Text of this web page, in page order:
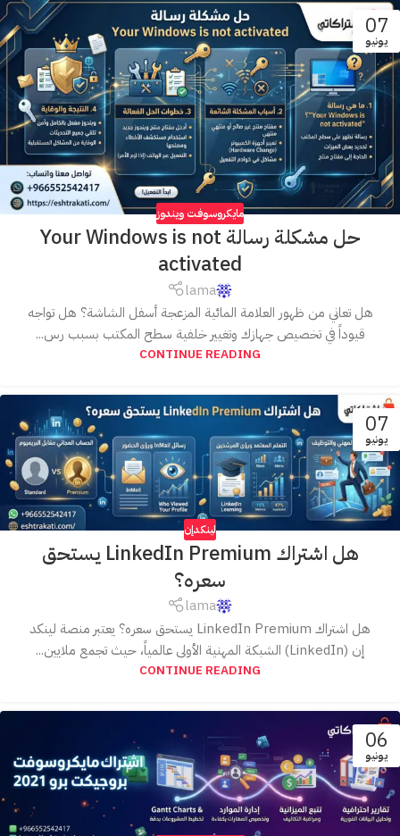
07
يونيو
مايكروسوفت ويندوز
حل مشكلة رسالة Your Windows is not
activated
lama
هل تعاني من ظهور العلامة المائية المزعجة أسفل الشاشة؟ هل تواجه
قيوداً في تخصيص جهازك وتغيير خلفية سطح المكتب بسبب رس...
CONTINUE READING
07
يونيو
لينكدإن
هل اشتراك LinkedIn Premium يستحق
سعره؟
lama
هل اشتراك LinkedIn Premium يستحق سعره؟ يعتبر منصة لينكد
إن (LinkedIn) الشبكة المهنية الأولى عالمياً، حيث تجمع ملايين...
CONTINUE READING
06
يونيو